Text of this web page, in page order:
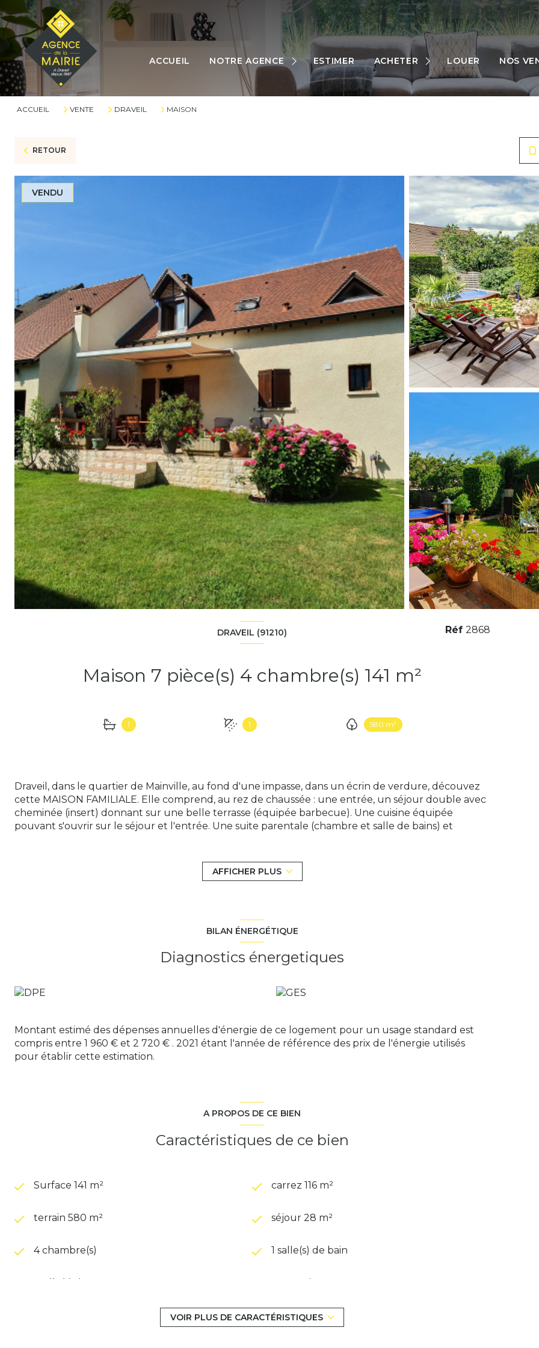
ACCUEIL NOTRE AGENCE
L'ÉQUIPE
L'AGENCE
LES HONORAIRES
ESTIMER ACHETER
MAISONS
APPARTEMENTS
TERRAINS
LOUER NOS
ACCUEIL VENTE DRAVEIL MAISON
RETOUR
VENDU
DRAVEIL (91210)
Maison 7 pièce(s) 4 chambre(s) 141 m²
1 1 580 m²
Réf 2868
Draveil, dans le quartier de Mainville, au fond d'une impasse, dans un écrin de verdure, découvez
cette MAISON FAMILIALE. Elle comprend, au rez de chaussée : une entrée, un séjour double avec
cheminée (insert) donnant sur une belle terrasse (équipée barbecue). Une cuisine équipée
pouvant s'ouvrir sur le séjour et l'entrée. Une suite parentale (chambre et salle de bains) et
TERRAIN arboré de 580 M², SANS VIS A VIS, arrosage automatique. Pour vos moments de détente,
Bien proposé par NADINE LE BERTE - Agent commercial RSAC441323029 EVRY
Les informations sur les risques auxquels ce bien est exposé sont disponibles sur le site
AFFICHER PLUS
BILAN ÉNERGÉTIQUE
Diagnostics énergetiques
Montant estimé des dépenses annuelles d'énergie de ce logement pour un usage standard est
compris entre 1 960 € et 2 720 € . 2021 étant l'année de référence des prix de l'énergie utilisés
pour établir cette estimation.
A PROPOS DE CE BIEN
Caractéristiques de ce bien
Surface 141 m² carrez 116 m²
terrain 580 m² séjour 28 m²
4 chambre(s) 1 salle(s) de bain
1 salle(s) d'eau construit en 1989
cuisine séparée (semi-équipée)
Chauffage individuel : radiateur
(electrique)
VOIR PLUS DE CARACTÉRISTIQUES